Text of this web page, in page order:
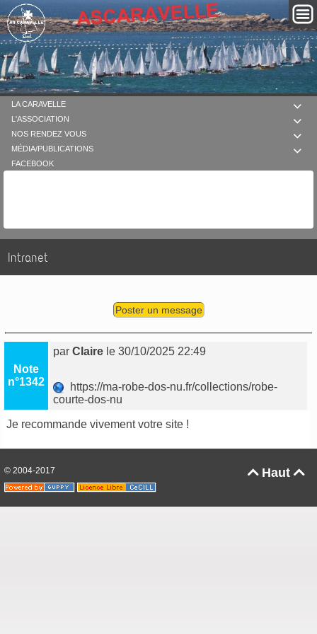

LA CARAVELLE

L'ASSOCIATION

NOS RENDEZ VOUS

MÉDIA/PUBLICATIONS
FACEBOOK
Intranet
Poster un message
Note
n°1342
parClaire le 30/10/2025 22:49
https://ma-robe-dos-nu.fr/collections/robe-
courte-dos-nu
Je recommande vivement votre site !
Haut 
© 2004-2017